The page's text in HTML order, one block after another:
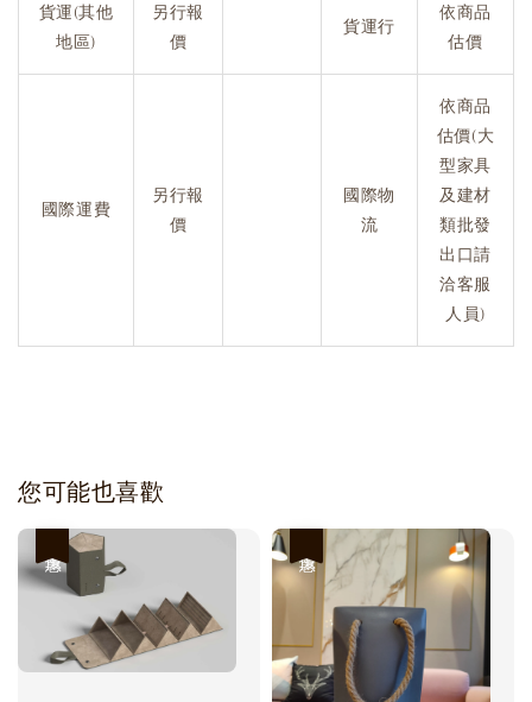
貨運(其他
地區)
另行報
價
貨運行
依商品
估價
國際運費
另行報
價
國際物
流
依商品
估價(大
型家具
及建材
類批發
出口請
洽客服
人員)
您可能也喜歡